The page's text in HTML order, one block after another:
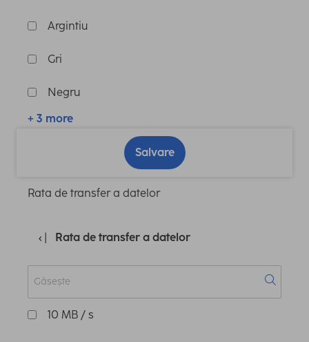
Argintiu
Gri
Negru
+ 3 more
Salvare
Rata de transfer a datelor
Rata de transfer a datelor
10 MB / s